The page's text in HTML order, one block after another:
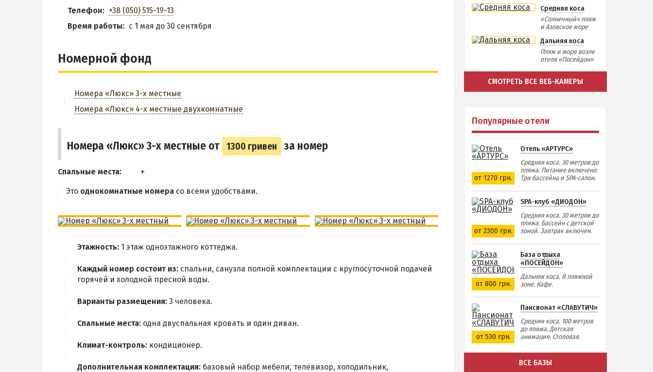
Телефон: +38 (050) 515-19-13
Время работы: с 1 мая до 30 сентября
Номерной фонд
Номера «Люкс» 3-х местные
Номера «Люкс» 4-х местные двухкомнатные
Номера «Люкс» 3-х местные от 1300 гривен за номер
Спальные места:
Это однокомнатные номера со всеми удобствами.
Этажность: 1 этаж одноэтажного коттеджа.
Каждый номер состоит из: спальни, санузла полной комплектации с круглосуточной подачей
горячей и холодной пресной воды.
Варианты размещения: 3 человека.
Спальные места: одна двуспальная кровать и один диван.
Климат-контроль: кондиционер.
Дополнительная комплектация: базовый набор мебели, телевизор, холодильник,
Средняя коса
«Солнечный» пляж
и Азовское море
Дальняя коса
Пляж и море возле
отеля «Посейдон»
СМОТРЕТЬ ВСЕ ВЕБ-КАМЕРЫ
Популярные отели
от 1270 грн.
Отель «АРТУРС»
Средняя коса. 30 метров до
пляжа. Питание включено.
Три бассейна и SPA-салон.
от 2300 грн.
SPA-клуб «ДИОДОН»
Средняя коса. 30 метров до
пляжа. Бассейн с детской
зоной. Завтрак включен.
от 800 грн.
База отдыха
«ПОСЕЙДОН»
Дальняя коса. В пляжной
зоне. Кафе.
от 530 грн.
Пансионат «СЛАВУТИЧ»
Средняя коса. 100 метров
до пляжа. Детская
анимация. Столовая.
ВСЕ БАЗЫ